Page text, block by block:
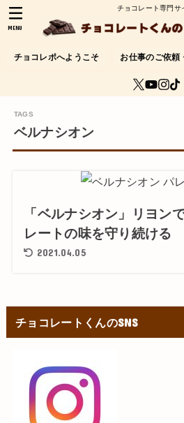
チョコレート専門サ
チョコレポへようこそ お仕事のご依頼
MENU
ベルナシオン
「ベルナシオン」リヨン
レートの味を守り続ける
2021.04.05
チョコレートくんのSNS